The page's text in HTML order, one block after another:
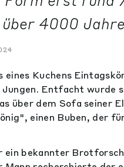
4000
Kuchens
Entfacht wurde
über dem Sofa seiner
einen Buben, der
ein bekannter